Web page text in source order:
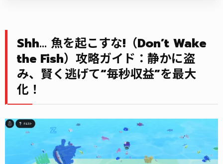
Shh… 魚を起こすな!（Don’t Wake
the Fish）攻略ガイド：静かに盗
み、賢く逃げて“毎秒収益”を最大
化！